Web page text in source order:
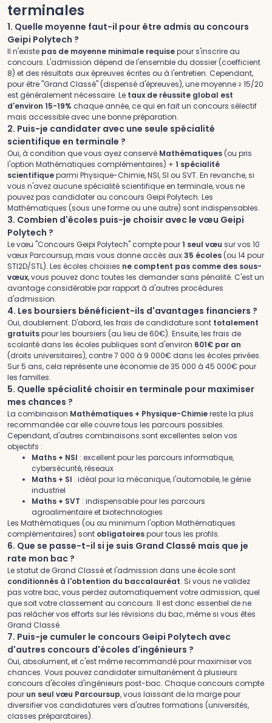
terminales
1. Quelle moyenne faut-il pour être admis au concours
Geipi Polytech ?
Il n'existe pas de moyenne minimale requisepour s'inscrire au
concours. L'admission dépend de l'ensemble du dossier (coefficient
8) et des résultats aux épreuves écrites ou à l'entretien. Cependant,
pour être "Grand Classé" (dispensé d'épreuves), une moyenne ≥ 15/20
est généralement nécessaire. Le taux de réussite global est
d'environ 15-19% chaque année, ce qui en fait un concours sélectif
mais accessible avec une bonne préparation.
2. Puis-je candidater avec une seule spécialité
scientifique en terminale ?
Oui, à condition que vous ayez conservé Mathématiques (ou pris
l'option Mathématiques complémentaires) + 1 spécialité
scientifiqueparmi Physique-Chimie, NSI, SI ou SVT. En revanche, si
vous n'avez aucune spécialité scientifique en terminale, vous ne
pouvez pas candidater au concours Geipi Polytech. Les
Mathématiques (sous une forme ou une autre) sont indispensables.
3. Combien d'écoles puis-je choisir avec le vœu Geipi
Polytech ?
Le vœu "Concours Geipi Polytech" compte pour1 seul vœu sur vos 10
vœux Parcoursup, mais vous donne accès aux35 écoles (ou 14 pour
STI2D/STL). Les écoles choisies ne comptent pas comme des sous-
vœux, vous pouvez donc toutes les demander sans pénalité. C'est un
avantage considérable par rapport à d'autres procédures
d'admission.
4. Les boursiers bénéficient-ils d'avantages financiers ?
Oui, doublement. D'abord, les frais de candidature sont totalement
gratuitspour les boursiers (au lieu de 60€). Ensuite, les frais de
scolarité dans les écoles publiques sont d'environ 601€ par an
(droits universitaires), contre 7 000 à 9 000€ dans les écoles privées.
Sur 5 ans, cela représente une économie de 35 000 à 45 000€ pour
les familles.
5. Quelle spécialité choisir en terminale pour maximiser
mes chances ?
La combinaison Mathématiques + Physique-Chimiereste la plus
recommandée car elle couvre tous les parcours possibles.
Cependant, d'autres combinaisons sont excellentes selon vos
objectifs :
Maths + NSI : excellent pour les parcours informatique,
cybersécurité, réseaux
Maths + SI : idéal pour la mécanique, l'automobile, le génie
industriel
Maths + SVT : indispensable pour les parcours
agroalimentaire et biotechnologies
Les Mathématiques (ou au minimum l'option Mathématiques
complémentaires) sont obligatoirespour tous les profils.
6. Que se passe-t-il si je suis Grand Classé mais que je
rate mon bac ?
Le statut de Grand Classé et l'admission dans une école sont
conditionnés à l'obtention du baccalauréat. Si vous ne validez
pas votre bac, vous perdez automatiquement votre admission, quel
que soit votre classement au concours. Il est donc essentiel de ne
pas relâcher vos efforts sur les révisions du bac, même si vous êtes
Grand Classé.
7. Puis-je cumuler le concours Geipi Polytech avec
d'autres concours d'écoles d'ingénieurs ?
Oui, absolument, et c'est même recommandé pour maximiser vos
chances. Vous pouvez candidater simultanément à plusieurs
concours d'écoles d'ingénieurs post-bac. Chaque concours compte
pour un seul vœu Parcoursup, vous laissant de la marge pour
diversifier vos candidatures vers d'autres formations (universités,
classes préparatoires).